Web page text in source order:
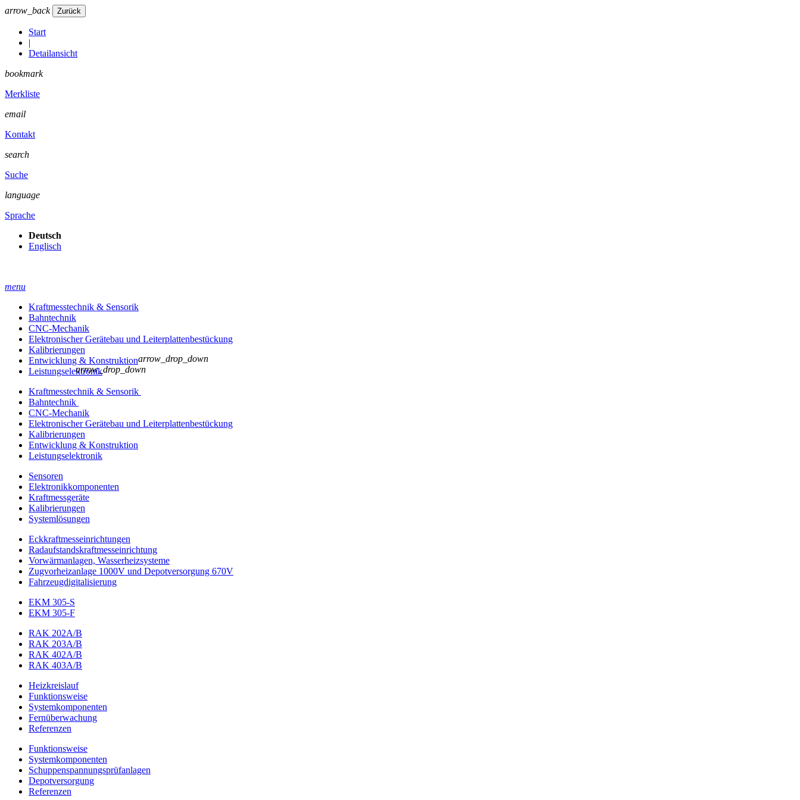
arrow_back
Start
|
Detailansicht
bookmark
Merkliste
email
Kontakt
search
Suche
language
Sprache
Deutsch
Englisch
menu
Kraftmesstechnik & Sensorik
Bahntechnik
CNC-Mechanik
Elektronischer Gerätebau und Leiterplatten­bestückung
Kalibrierungen
Entwicklung & Konstruktion
Leistungselektronik
Kraftmesstechnik & Sensorik
arrow_drop_down
Bahntechnik
arrow_drop_down
CNC-Mechanik
Elektronischer Gerätebau und Leiterplatten­bestückung
Kalibrierungen
Entwicklung & Konstruktion
Leistungselektronik
Sensoren
Elektronikkomponenten
Kraftmessgeräte
Kalibrierungen
Systemlösungen
Eckkraftmess­einrichtungen
Radaufstands­kraftmess­einrichtung
Vorwärmanlagen, Wasserheizsysteme
Zugvorheizanlage 1000V und Depotversorgung 670V
Fahrzeugdigitalisierung
EKM 305-S
EKM 305-F
RAK 202A/B
RAK 203A/B
RAK 402A/B
RAK 403A/B
Heizkreislauf
Funktionsweise
Systemkomponenten
Fernüberwachung
Referenzen
Funktionsweise
Systemkomponenten
Schuppenspannungs­prüfanlagen
Depotversorgung
Referenzen